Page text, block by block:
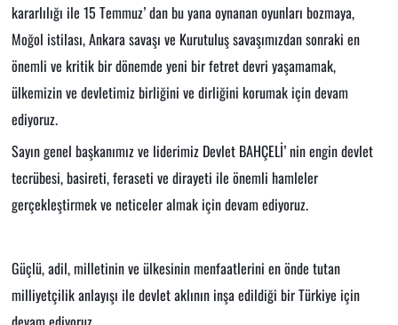
kararlılığı ile 15 Temmuz’ dan bu yana oynanan oyunları bozmaya,
Moğol istilası, Ankara savaşı ve Kurutuluş savaşımızdan sonraki en
önemli ve kritik bir dönemde yeni bir fetret devri yaşamamak,
ülkemizin ve devletimiz birliğini ve dirliğini korumak için devam
ediyoruz.
Sayın genel başkanımız ve liderimiz Devlet BAHÇELİ’ nin engin devlet
tecrübesi, basireti, feraseti ve dirayeti ile önemli hamleler
gerçekleştirmek ve neticeler almak için devam ediyoruz.
Güçlü, adil, milletinin ve ülkesinin menfaatlerini en önde tutan
milliyetçilik anlayışı ile devlet aklının inşa edildiği bir Türkiye için